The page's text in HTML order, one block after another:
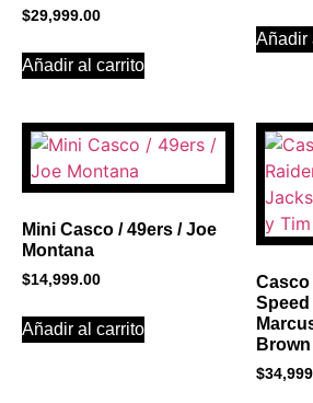
$29,999.00
Añadir al carrito
Añadir
Mini Casco / 49ers / Joe
Montana
$14,999.00
Añadir al carrito
Casco
Brown
$